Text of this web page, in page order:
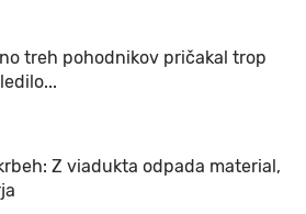
treh pohodnikov pričakal trop
Z viadukta odpada material,